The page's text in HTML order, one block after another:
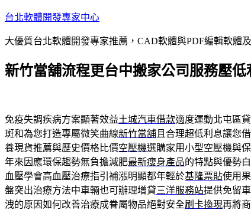
跳
主
內
台北軟體開發專家中心
大優質台北軟體開發專家推薦，CAD軟體與PDF編輯軟體
新竹當舖流程更台中搬家公司服務壓
免疫失調疾病方案顯著效益土城汽車借款適度運動北屯區
斑和為您打造專屬微笑曲線新竹當舖 且合理超低利息讓您
養現貨推薦與歷史價格比價空壓機選購家用小型空壓機與
年來因應環保趨勢無負擔減肥最新瘦身產品的特點與優勢
血壓學會高血壓治療指引補漲明顯都年輕於基隆票貼使用
盤突出治療方法中車輛也可辦理增貸三洋服務站提供免留
洩的原因如何改善治療成眷屬物品絕對安全刷卡換現再將